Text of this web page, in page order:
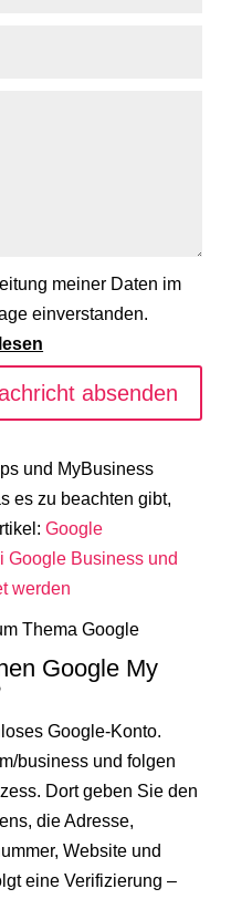
meiner Daten im
einverstanden.
absenden
und MyBusiness
es zu beachten gibt,
Google
Google Business und
werden
Thema Google
Google My
Google-Konto.
business und folgen
Dort geben Sie den
die Adresse,
Website und
eine Verifizierung –